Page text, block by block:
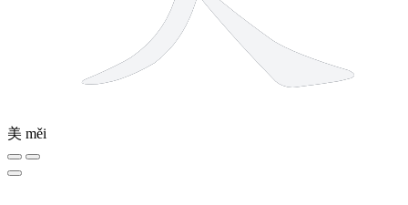
美 měi